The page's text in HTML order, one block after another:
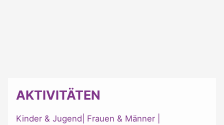
AKTIVITÄTEN
Kinder & Jugend Frauen & Männer